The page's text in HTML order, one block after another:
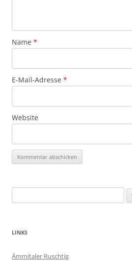
Name *
E-Mail-Adresse *
Website
nach:
LINKS
Ämmitaler Ruschtig